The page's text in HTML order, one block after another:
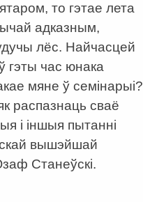
то гэтае лета
адказным,
лёс. Найчасцей
гэты час юнака
мяне ў семінарыі?
распазнаць сваё
і іншыя пытанні
вышэйшай
Станеўскі.